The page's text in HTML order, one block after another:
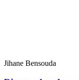
Jihane Bensouda